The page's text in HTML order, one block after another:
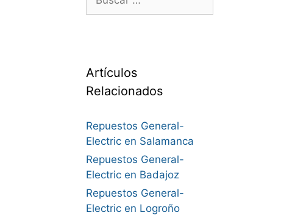
Artículos
Relacionados
Repuestos General-
Electric en Salamanca
Repuestos General-
Electric en Badajoz
Repuestos General-
Electric en Logroño